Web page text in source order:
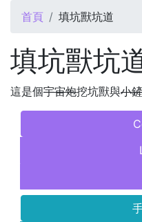
您在這裡
首頁 填坑獸坑道
填坑獸坑
這是個宇宙炮挖坑獸與小